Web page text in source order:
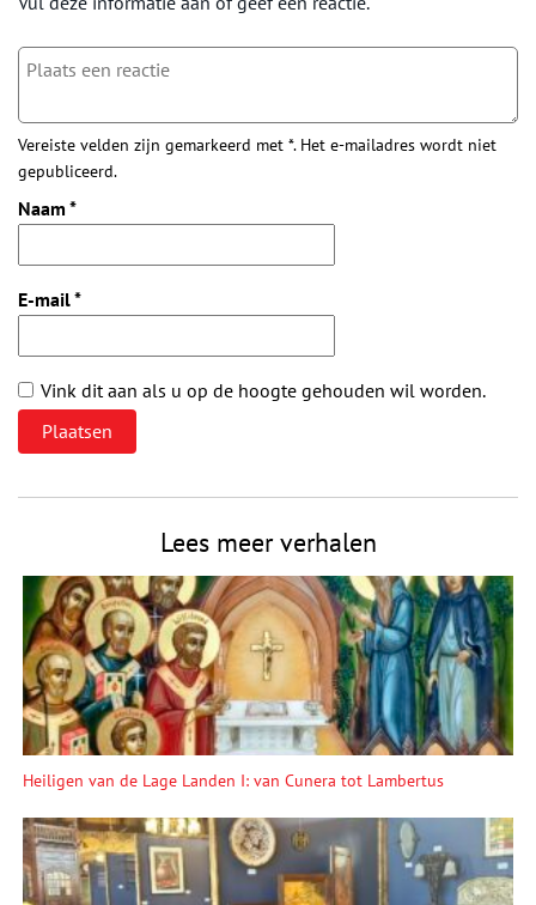
Vereiste velden zijn gemarkeerd met *. Het e-mailadres wordt niet
gepubliceerd.
Naam *
E-mail*
Vink dit aan als u op de hoogte gehouden wil worden.
Lees meer verhalen
Heiligen van de Lage Landen I: van Cunera tot Lambertus